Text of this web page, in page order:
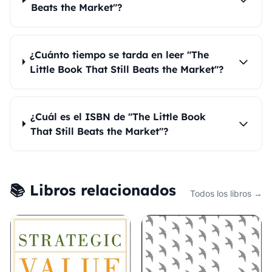
Beats the Market"?
¿Cuánto tiempo se tarda en leer "The
Little Book That Still Beats the Market"?
¿Cuál es el ISBN de "The Little Book
That Still Beats the Market"?
📚 Libros relacionados Todos los libros →